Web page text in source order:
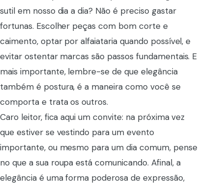
sutil em nosso dia a dia? Não é preciso gastar
fortunas. Escolher peças com bom corte e
caimento, optar por alfaiataria quando possível, e
evitar ostentar marcas são passos fundamentais. E
mais importante, lembre-se de que elegância
também é postura, é a maneira como você se
comporta e trata os outros.
Caro leitor, fica aqui um convite: na próxima vez
que estiver se vestindo para um evento
importante, ou mesmo para um dia comum, pense
no que a sua roupa está comunicando. Afinal, a
elegância é uma forma poderosa de expressão,